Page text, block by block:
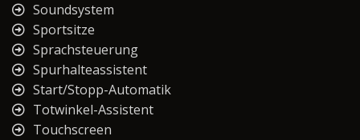
Soundsystem
Sportsitze
Sprachsteuerung
Spurhalteassistent
Start/Stopp-Automatik
Totwinkel-Assistent
Touchscreen